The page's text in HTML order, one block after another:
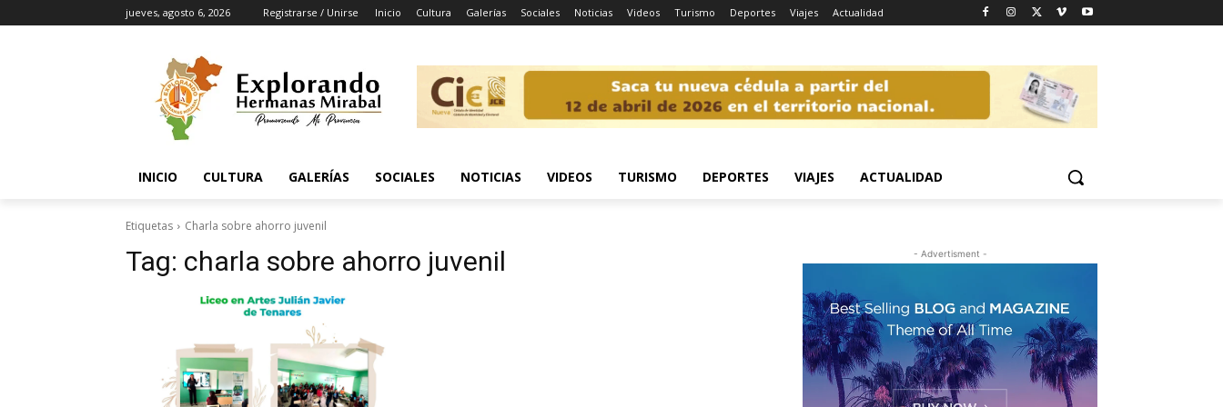
jueves, agosto 6, 2026 Registrarse / Unirse Inicio Cultura Galerías Sociales Noticias Videos Turismo Deportes Viajes Actualidad
INICIO CULTURA GALERÍAS SOCIALES NOTICIAS VIDEOS TURISMO DEPORTES VIAJES ACTUALIDAD
Etiquetas Charla sobre ahorro juvenil
Tag: charla sobre ahorro juvenil - Advertisment -